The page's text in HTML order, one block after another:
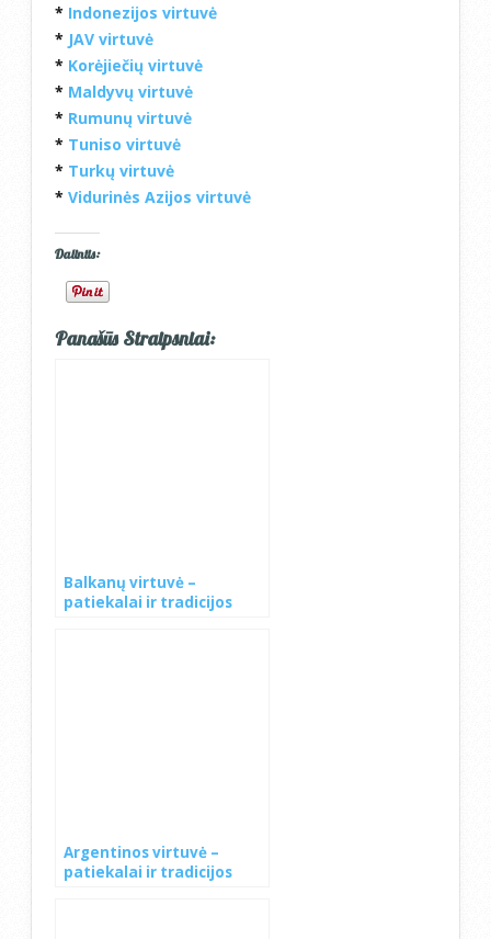
* Indonezijos virtuvė
* JAV virtuvė
* Korėjiečių virtuvė
* Maldyvų virtuvė
* Rumunų virtuvė
* Tuniso virtuvė
* Turkų virtuvė
* Vidurinės Azijos virtuvė
Dalintis:
Panašūs Straipsniai:
Balkanų virtuvė –
patiekalai ir tradicijos
Argentinos virtuvė –
patiekalai ir tradicijos